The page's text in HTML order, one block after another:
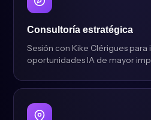
Consultoría estratégica
Sesión con Kike Clérigues para
oportunidades IA de mayor